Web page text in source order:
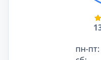
пн-пт: